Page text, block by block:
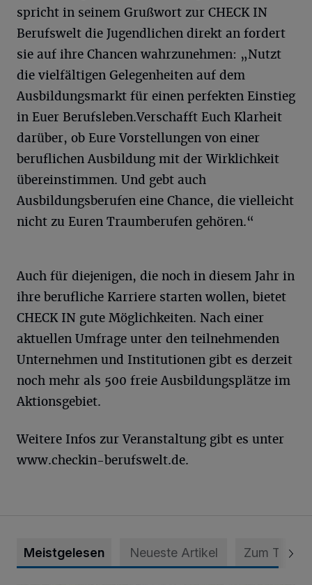
spricht in seinem Grußwort zur CHECK IN
Berufswelt die Jugendlichen direkt an fordert
sie auf ihre Chancen wahrzunehmen: „Nutzt
die vielfältigen Gelegenheiten auf dem
Ausbildungsmarkt für einen perfekten Einstieg
in Euer Berufsleben.Verschafft Euch Klarheit
darüber, ob Eure Vorstellungen von einer
beruflichen Ausbildung mit der Wirklichkeit
übereinstimmen. Und gebt auch
Ausbildungsberufen eine Chance, die vielleicht
nicht zu Euren Traumberufen gehören.“
Auch für diejenigen, die noch in diesem Jahr in
ihre berufliche Karriere starten wollen, bietet
CHECK IN gute Möglichkeiten. Nach einer
aktuellen Umfrage unter den teilnehmenden
Unternehmen und Institutionen gibt es derzeit
noch mehr als 500 freie Ausbildungsplätze im
Aktionsgebiet.
Weitere Infos zur Veranstaltung gibt es unter
www.checkin-berufswelt.de.
Meistgelesen Neueste Artikel Zum Thema